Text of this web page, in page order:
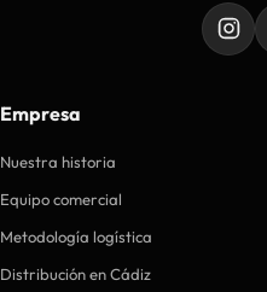
Empresa
Nuestra historia
Equipo comercial
Metodología logística
Distribución en Cádiz